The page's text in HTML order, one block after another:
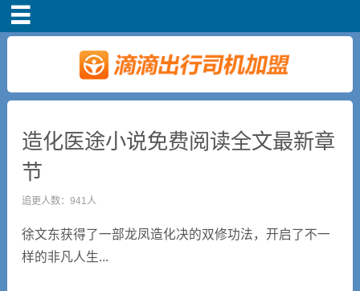
车主注册
补贴政策
小说短剧
造化医途小说免费阅读全文最新章
节
追更人数：941人
徐文东获得了一部龙凤造化决的双修功法，开启了不一
样的非凡人生...